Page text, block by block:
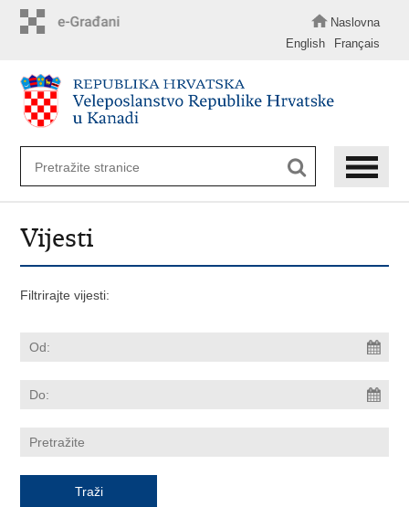
Naslovna
English
Français
Vijesti
Filtrirajte vijesti: